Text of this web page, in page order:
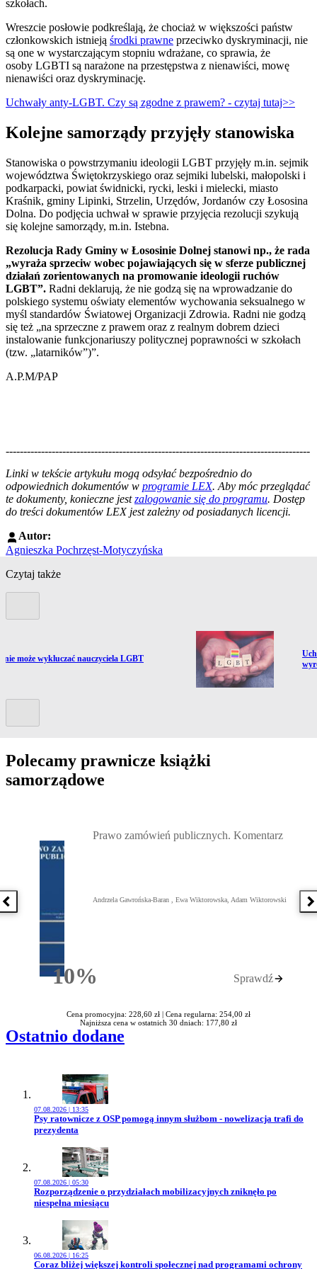
szkołach.
Wreszcie posłowie podkreślają, że chociaż w większości państw
członkowskich istnieją środki prawne przeciwko dyskryminacji, nie
są one w wystarczającym stopniu wdrażane, co sprawia, że
osoby LGBTI są narażone na przestępstwa z nienawiści, mowę
nienawiści oraz dyskryminację.
Uchwały anty-LGBT. Czy są zgodne z prawem? - czytaj tutaj>>
Kolejne samorządy przyjęły stanowiska
Stanowiska o powstrzymaniu ideologii LGBT przyjęły m.in. sejmik
województwa Świętokrzyskiego oraz sejmiki lubelski, małopolski i
podkarpacki, powiat świdnicki, rycki, leski i mielecki, miasto
Kraśnik, gminy Lipinki, Strzelin, Urzędów, Jordanów czy Łososina
Dolna. Do podjęcia uchwał w sprawie przyjęcia rezolucji szykują
się kolejne samorządy, m.in. Istebna.
Rezolucja Rady Gminy w Łososinie Dolnej stanowi np., że rada
„wyraża sprzeciw wobec pojawiających się w sferze publicznej
działań zorientowanych na promowanie ideologii ruchów
LGBT”. Radni deklarują, że nie godzą się na wprowadzanie do
polskiego systemu oświaty elementów wychowania seksualnego w
myśl standardów Światowej Organizacji Zdrowia. Radni nie godzą
się też „na sprzeczne z prawem oraz z realnym dobrem dzieci
instalowanie funkcjonariuszy politycznej poprawności w szkołach
(tzw. „latarników”)”.
A.P.M/PAP
--------------------------------------------------------------------------------------
Linki w tekście artykułu mogą odsyłać bezpośrednio do
odpowiednich dokumentów w programie LEX. Aby móc przeglądać
te dokumenty, konieczne jestzalogowanie się do programu. Dostęp
do treści dokumentów LEX jest zależny od posiadanych licencji.
Autor:
Agnieszka Pochrzęst-Motyczyńska
Czytaj także
do artykułu:
nie może wykluczać nauczyciela LGBT
Polecamy prawnicze książki
samorządowe
Poprzednia książka
10%Rabatu
Prawo zamówień publicznych. Komentarz
Andrzela Gawrońska-Baran , Ewa Wiktorowska, Adam Wiktorowski
Sprawdź
Cena promocyjna: 228,60 zł | Cena regularna: 254,00 zł
Najniższa cena w ostatnich 30 dniach: 177,80 zł
Ostatnio dodane
07.08.2026 | 13:35
Przejdź do artykułu:
Psy ratownicze z OSP pomogą innym służbom - nowelizacja trafi do
prezydenta
07.08.2026 | 05:30
Przejdź do artykułu:
Rozporządzenie o przydziałach mobilizacyjnych zniknęło po
niespełna miesiącu
06.08.2026 | 16:25
Przejdź do artykułu:
Coraz bliżej większej kontroli społecznej nad programami ochrony